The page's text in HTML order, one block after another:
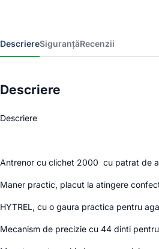
DescriereSiguranțăRecenzii
Descriere
Descriere
Antrenor cu clichet 2000 cu patrat de
Maner practic, placut la atingere
HYTREL, cu o gaura practica pentru
Mecanism de precizie cu 44 dinti